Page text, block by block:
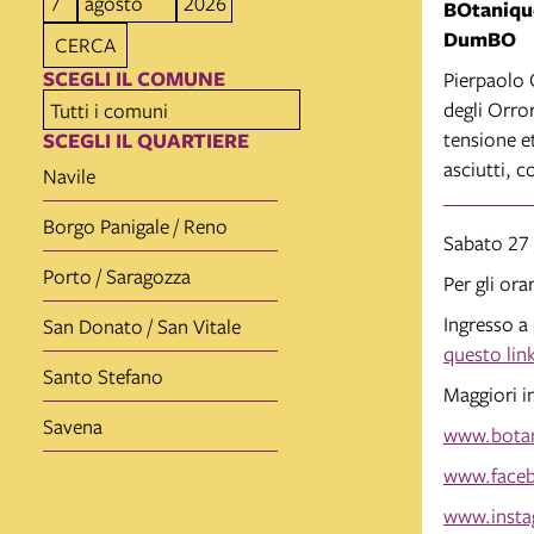
CERCA
SCEGLI IL COMUNE
SCEGLI IL QUARTIERE
Navile
Borgo Panigale / Reno
Porto / Saragozza
San Donato / San Vitale
Santo Stefano
Savena
DumBO
Pierpaolo
degli
tensione
asciutti,
Sabato
Per gli
Ingresso
questo
Maggiori